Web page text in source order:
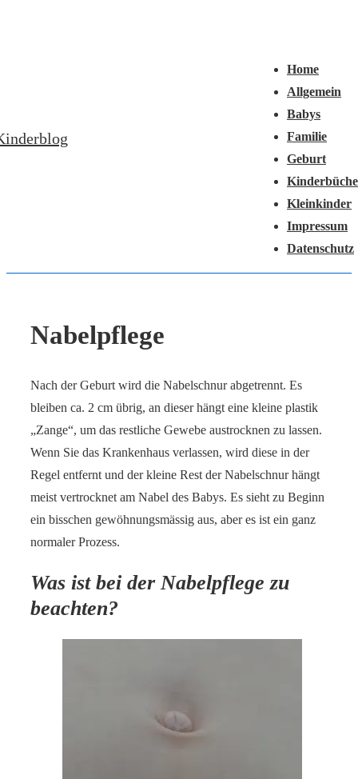
Home
Allgemein
Babys
Familie
Geburt
Kleinkinder
Impressum
Datenschutz
Nabelpflege
Nach der Geburt wird die Nabelschnur abgetrennt. Es
bleiben ca. 2 cm übrig, an dieser hängt eine kleine plastik
„Zange“, um das restliche Gewebe austrocknen zu lassen.
Wenn Sie das Krankenhaus verlassen, wird diese in der
Regel entfernt und der kleine Rest der Nabelschnur hängt
meist vertrocknet am Nabel des Babys. Es sieht zu Beginn
ein bisschen gewöhnungsmässig aus, aber es ist ein ganz
normaler Prozess.
Was ist bei der Nabelpflege zu
beachten?